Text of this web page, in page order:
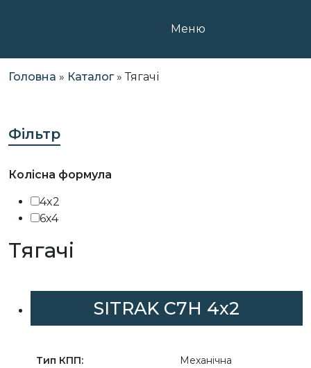
Меню
Головна » Каталог»Тягачі
Фільтр
Колісна формула
4x2
6х4
Тягачі
SITRAK C7H 4x2
Тип КПП: Механічна